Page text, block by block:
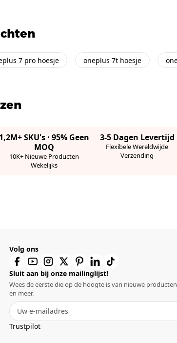
7 pro hoesje oneplus 7t hoesje
1,2M+ SKU's · 95% Geen
MOQ
10K+ Nieuwe Producten
Wekelijks
3-5 Dagen Levertijd
Flexibele Wereldwijde
Verzending
Volg ons
Sluit aan bij onze mailinglijst!
Wees de eerste die op de hoogte is van nieuwe
en meer.
Trustpilot